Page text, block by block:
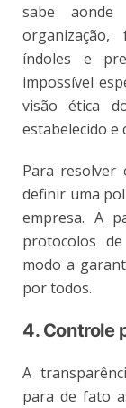
sabe
índoles e
impossível
visão ética
estabelecido e
Para resolver
definir uma
empresa. A
protocolos
modo a
por todos.
4. Controle
A
para de fato